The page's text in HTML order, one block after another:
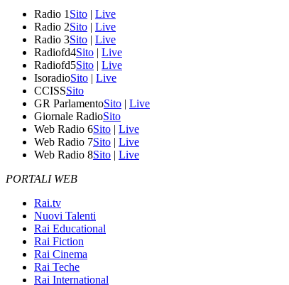
Radio 1 Sito | Live
Radio 2Sito | Live
Radio 3Sito | Live
Radiofd4Sito | Live
Radiofd5Sito | Live
IsoradioSito | Live
CCISSSito
GR ParlamentoSito | Live
Giornale RadioSito
Web Radio 6Sito | Live
Web Radio 7Sito | Live
Web Radio 8Sito | Live
PORTALI WEB
Rai.tv
Nuovi Talenti
Rai Educational
Rai Fiction
Rai Cinema
Rai Teche
Rai International